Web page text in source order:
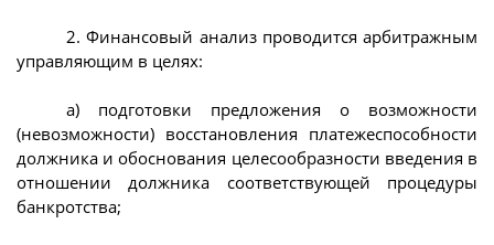
2. Финансовый анализ проводится арбитражным
управляющим в целях:
а) подготовки предложения о возможности
(невозможности) восстановления платежеспособности
должника и обоснования целесообразности введения в
отношении должника соответствующей процедуры
банкротства;